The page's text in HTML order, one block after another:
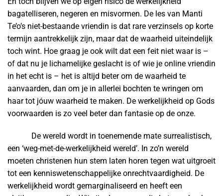
bagatelliseren, negeren en misvormen. De les van Manti
Te’o’s niet-bestaande vriendin is dat rare verzinsels op korte
termijn aantrekkelijk zijn, maar dat de waarheid uiteindelijk
toch wint. Hoe graag je ook wilt dat een feit niet waar is –
of dat nu je lichamelijke geslacht is of wie je online vriendin
in het echt is – het is altijd beter om de waarheid te
aanvaarden, dan om je in allerlei bochten te wringen om
haar tot jóuw waarheid te maken. De werkelijkheid op Gods
voorwaarden is zo veel beter dan fantasie op de onze.
De wereld wordt in toenemende mate surrealistisch,
een ‘weg-met-de-werkelijkheid wereld’. In zo’n wereld
moeten christenen hun stem laten horen tegen wat uitgroeit
tot een kenniswetenschappelijke onrechtvaardigheid. De
werkelijkheid wordt gemarginaliseerd en heeft een